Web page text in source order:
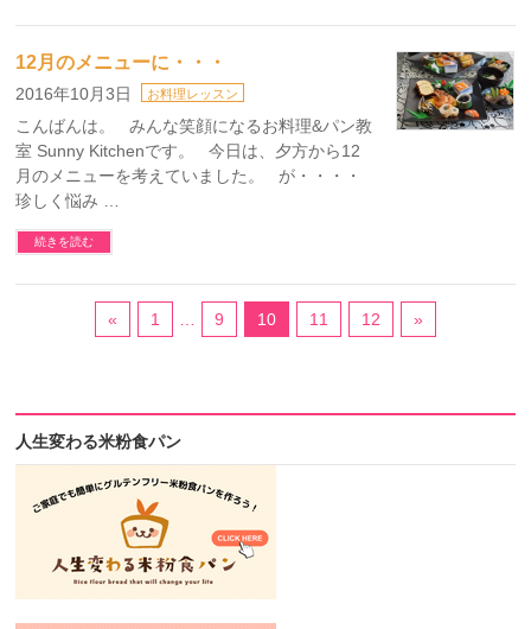
12月のメニューに・・・
2016年10月3日 お料理レッスン
こんばんは。 みんな笑顔になるお料理&パン教
室 Sunny Kitchenです。 今日は、夕方から12
月のメニューを考えていました。 が・・・・
珍しく悩み …
続きを読む
« 1 9 10 11 12 »
人生変わる米粉食パン